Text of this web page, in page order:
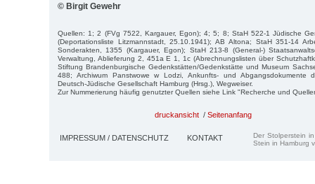
© Birgit Gewehr
Quellen: 1; 2 (FVg 7522, Kargauer, Egon); 4; 5; 8; StaH 522-1 Jüdische
(Deportationsliste Litzmannstadt, 25.10.1941); AB Altona; StaH 351-14
Sonderakten, 1355 (Kargauer, Egon); StaH 213-8 (General-)
Verwaltung, Ablieferung 2, 451a E 1, 1c (Abrechnungslisten über
Stiftung Brandenburgische Gedenkstätten/Gedenkstätte und Museum
488; Archiwum Panstwowe w Lodzi, Ankunfts- und Abgangsdokumente
Deutsch-Jüdische Gesellschaft Hamburg (Hrsg.), Wegweiser.
Zur Nummerierung häufig genutzter Quellen siehe Link "Recherche und
druckansicht / Seitenanfang
IMPRESSUM / DATENSCHUTZ KONTAKT
Der Stolperstein
Stein in Hamburg